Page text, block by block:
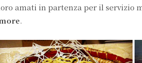
amati in partenza per il servizio
.